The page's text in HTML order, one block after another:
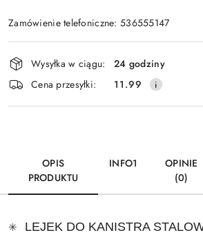
Zamówienie telefoniczne: 536555147
Wyślij
Dostępność
i
dostawa
Wysyłka w ciągu:
24 godziny
Cena przesyłki:
11.99
OPIS
PRODUKTU
INFO1
OPINIE
(0)
✳️ LEJEK DO KANISTRA